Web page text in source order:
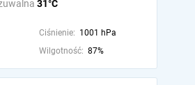
31°C
Ciśnienie: 1001 hPa
Wilgotność: 87%